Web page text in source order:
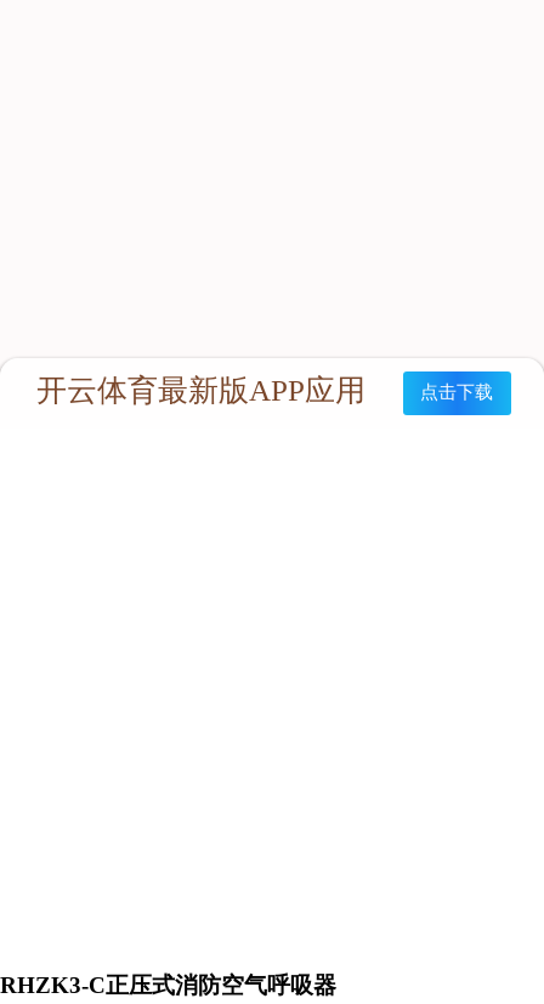
RHZK3-C正压式消防空气呼吸器